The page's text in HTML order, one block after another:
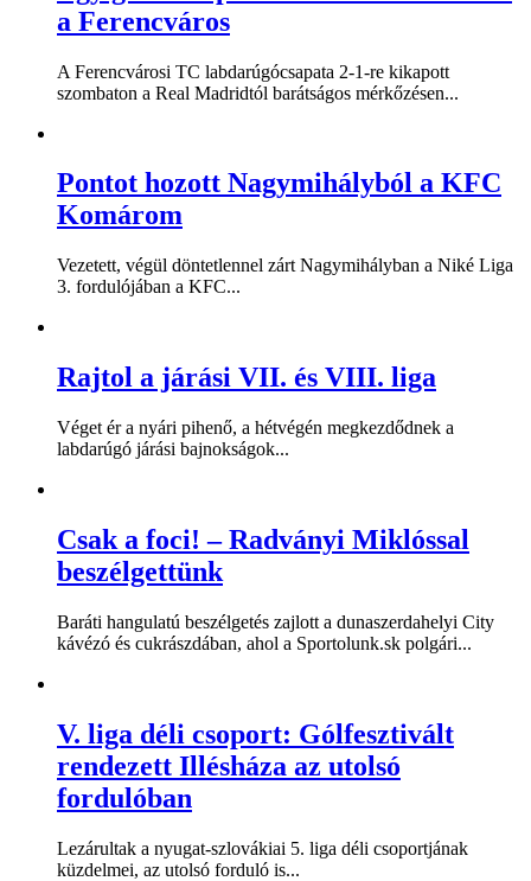
a Ferencváros
A Ferencvárosi TC labdarúgócsapata 2-1-re kikapott
szombaton a Real Madridtól barátságos mérkőzésen...
Pontot hozott Nagymihályból a KFC
Komárom
Vezetett, végül döntetlennel zárt Nagymihályban a Niké Liga
3. fordulójában a KFC...
Rajtol a járási VII. és VIII. liga
Véget ér a nyári pihenő, a hétvégén megkezdődnek a
labdarúgó járási bajnokságok...
Csak a foci! – Radványi Miklóssal
beszélgettünk
Baráti hangulatú beszélgetés zajlott a dunaszerdahelyi City
kávézó és cukrászdában, ahol a Sportolunk.sk polgári...
V. liga déli csoport: Gólfesztivált
rendezett Illésháza az utolsó
fordulóban
Lezárultak a nyugat-szlovákiai 5. liga déli csoportjának
küzdelmei, az utolsó forduló is...